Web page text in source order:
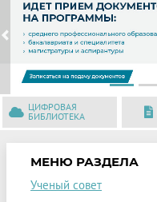
Previous
ЦИФРОВАЯ
БИБЛИОТЕКА
МЕНЮ РАЗДЕЛА
Ученый совет